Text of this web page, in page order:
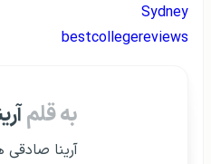
Sydney
bestcollegereviews
به قلم
آرینا